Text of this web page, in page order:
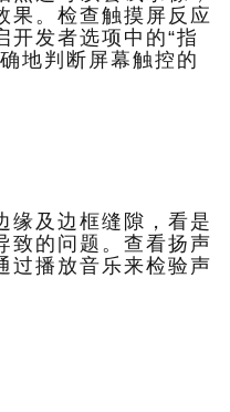
。 检查触摸屏反应
开发者选项中的“指
地判断屏幕触控的
缘及边框缝隙，看是
的问题。 查看扬声
过播放音乐来检验声